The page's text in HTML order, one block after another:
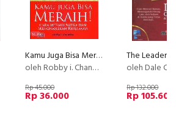
Kamu Juga Bisa Meraih : Cara Meraih Mitra dan Menghasilkan Kerjasama
oleh Robby i. Chandra
Rp 45.000
Rp 36.000
The Leader
oleh Dale
Rp 132.000
Rp 105.600